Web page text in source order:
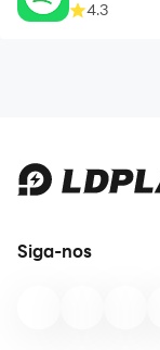
4.3
Siga-nos